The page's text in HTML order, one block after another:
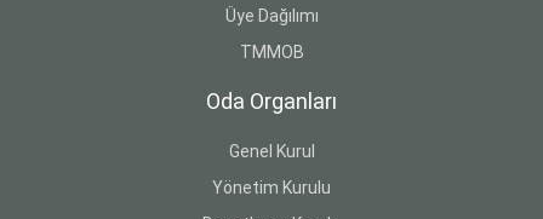
Üye Dağılımı
TMMOB
Oda Organları
Genel Kurul
Yönetim Kurulu